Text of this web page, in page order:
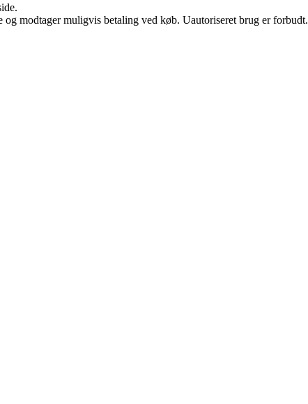
modtager muligvis betaling ved køb. Uautoriseret brug er forbudt.